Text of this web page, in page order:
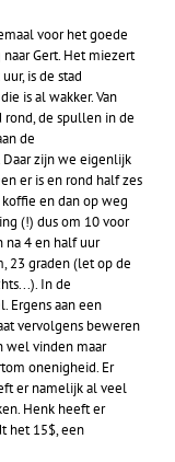
voor het goede
Gert. Het miezert
is de stad
is al wakker. Van
rond, de spullen in de
de
Daar zijn we eigenlijk
er is en rond half zes
en dan op weg
(!) dus om 10 voor
na 4 en half uur
23 graden (let op de
In de
Ergens aan een
vervolgens beweren
wel vinden maar
onenigheid. Er
er namelijk al veel
Henk heeft er
het 15$, een